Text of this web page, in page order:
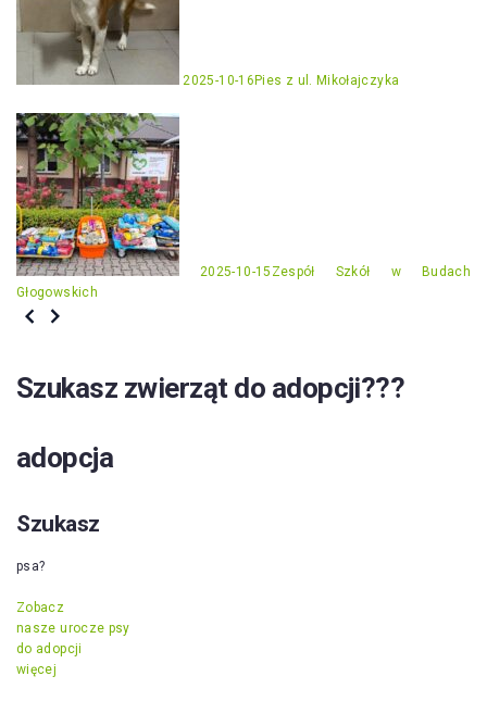
2025-10-16 Pies z ul. Mikołajczyka
2025-10-15 Zespół Szkół w Budach
Głogowskich
Szukasz zwierząt do adopcji???
adopcja
Szukasz
psa?
Zobacz
nasze urocze psy
do adopcji
więcej